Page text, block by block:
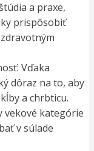
a praxe,
prispôsobiť
Vďaka
dôraz na to, aby
a chrbticu.
vekové kategórie
v súlade